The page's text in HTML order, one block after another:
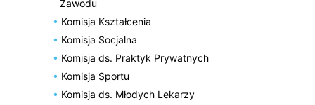
Zawodu
Komisja Kształcenia
Komisja Socjalna
Komisja ds. Praktyk Prywatnych
Komisja Sportu
Komisja ds. Młodych Lekarzy